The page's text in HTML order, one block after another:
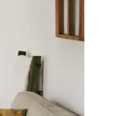
et en faisant glisser.